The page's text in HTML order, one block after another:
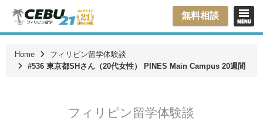
無料相談
Home
フィリピン留学体験談
#536 東京都SHさん（20代女性） PINES Main Campus 20週間
フィリピン留学体験談